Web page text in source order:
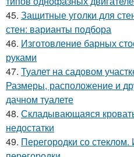
45. Защитные уголки для
стен: варианты подбора
46. Изготовление барных
руками
47. Туалет на садовом
Размеры, расположение и
дачном туалете
48. Складывающаяся
недостатки
49. Перегородки со